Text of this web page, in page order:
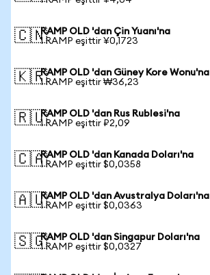
🇨🇳RAMP OLD 'dan Çin Yuanı'na
1 RAMP eşittir ¥0,1723
🇰🇷RAMP OLD 'dan Güney Kore Wonu'na
1 RAMP eşittir ₩36,23
🇷🇺RAMP OLD 'dan Rus Rublesi'na
1 RAMP eşittir ₽2,09
🇨🇦RAMP OLD 'dan Kanada Doları'na
1 RAMP eşittir $0,0358
🇦🇺RAMP OLD 'dan Avustralya Doları'na
1 RAMP eşittir $0,0363
🇸🇬RAMP OLD 'dan Singapur Doları'na
1 RAMP eşittir $0,0327